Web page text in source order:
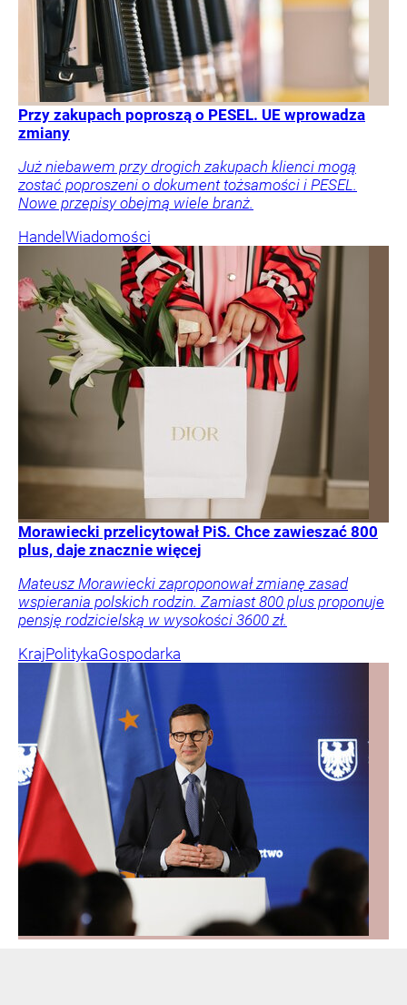
Przy zakupach poproszą o PESEL. UE wprowadza
zmiany
Już niebawem przy drogich zakupach klienci mogą
zostać poproszeni o dokument tożsamości i PESEL.
Nowe przepisy obejmą wiele branż.
HandelWiadomości
Morawiecki przelicytował PiS. Chce zawieszać 800
plus, daje znacznie więcej
Mateusz Morawiecki zaproponował zmianę zasad
wspierania polskich rodzin. Zamiast 800 plus proponuje
pensję rodzicielską w wysokości 3600 zł.
KrajPolitykaGospodarka